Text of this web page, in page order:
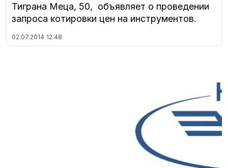
Тиграна Меца, 50, объявляет о проведении
запроса котировки цен на инструментов.
02.07.2014 12:48